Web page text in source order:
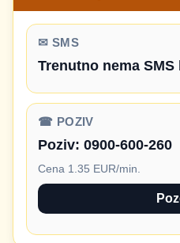
✉ SMS
Trenutno nema
☎ POZIV
Poziv: 0900-600-260
Cena 1.35 EUR/min.